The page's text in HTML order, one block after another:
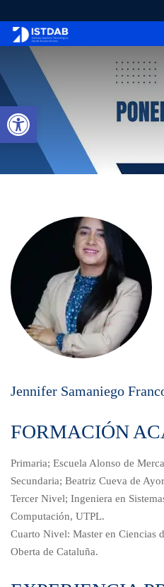
Abrir barra de
OUR
Jennifer Samaniego
FORMACIÓN
Primaria; Escuela Alonso de
Secundaria; Beatriz Cueva de
Tercer Nivel; Ingeniera en
Computación, UTPL.
Cuarto Nivel: Master en Ciencias
Oberta de Cataluña.